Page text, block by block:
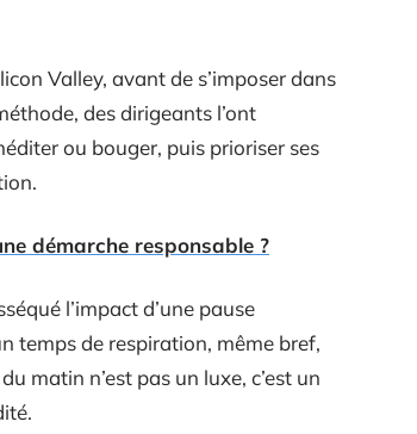
Valley, avant de s’imposer dans
des dirigeants l’ont
ou bouger, puis prioriser ses
démarche responsable ?
l’impact d’une pause
temps de respiration, même bref,
matin n’est pas un luxe, c’est un